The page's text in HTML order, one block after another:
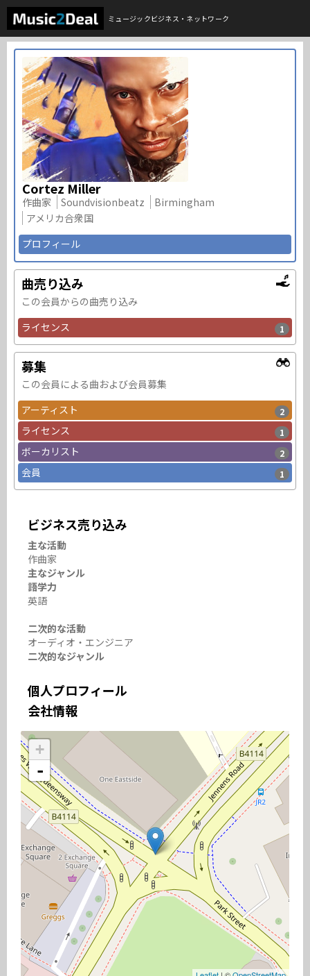
ミュージックビジネス・ネットワーク
Cortez Miller
作曲家 Soundvisionbeatz
Birmingham
アメリカ合衆国
プロフィール
曲売り込み
この会員からの曲売り込み
ライセンス
1
募集
この会員による曲および会員募集
アーティスト
2
ライセンス 1
ボーカリスト 2
会員 1
ビジネス売り込み
主な活動
作曲家
主なジャンル
語学力
英語
二次的な活動
オーディオ・エンジニア
二次的なジャンル
個人プロフィール
会社情報
+
-